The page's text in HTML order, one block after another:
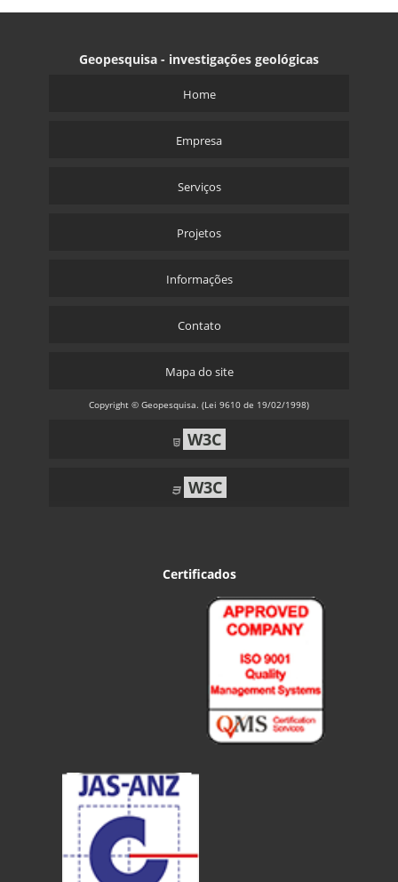
Geopesquisa - investigações geológicas
Home
Empresa
Serviços
Projetos
Informações
Contato
Mapa do site
Copyright © Geopesquisa. (Lei 9610 de 19/02/1998)
W3C
W3C
Certificados